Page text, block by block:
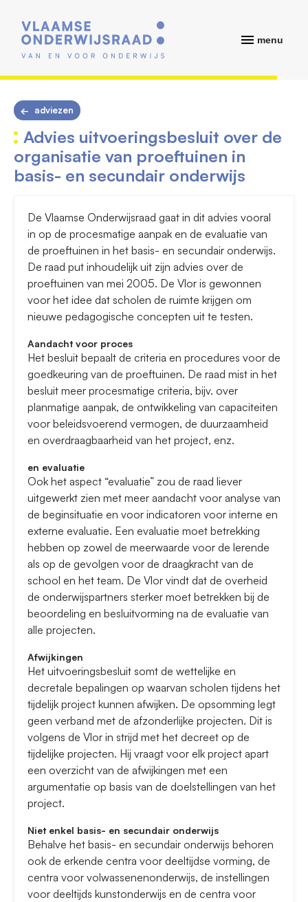
menu
adviezen
Advies uitvoeringsbesluit over de
organisatie van proeftuinen in
basis- en secundair onderwijs
De Vlaamse Onderwijsraad gaat in dit advies vooral
in op de procesmatige aanpak en de evaluatie van
de proeftuinen in het basis- en secundair onderwijs.
De raad put inhoudelijk uit zijn advies over de
proeftuinen van mei 2005. De Vlor is gewonnen
voor het idee dat scholen de ruimte krijgen om
nieuwe pedagogische concepten uit te testen.
Aandacht voor proces
Het besluit bepaalt de criteria en procedures voor de
goedkeuring van de proeftuinen. De raad mist in het
besluit meer procesmatige criteria, bijv. over
planmatige aanpak, de ontwikkeling van capaciteiten
voor beleidsvoerend vermogen, de duurzaamheid
en overdraagbaarheid van het project, enz.
en evaluatie
Ook het aspect “evaluatie” zou de raad liever
uitgewerkt zien met meer aandacht voor analyse van
de beginsituatie en voor indicatoren voor interne en
externe evaluatie. Een evaluatie moet betrekking
hebben op zowel de meerwaarde voor de lerende
als op de gevolgen voor de draagkracht van de
school en het team. De Vlor vindt dat de overheid
de onderwijspartners sterker moet betrekken bij de
beoordeling en besluitvorming na de evaluatie van
alle projecten.
Afwijkingen
Het uitvoeringsbesluit somt de wettelijke en
decretale bepalingen op waarvan scholen tijdens het
tijdelijk project kunnen afwijken. De opsomming legt
geen verband met de afzonderlijke projecten. Dit is
volgens de Vlor in strijd met het decreet op de
tijdelijke projecten. Hij vraagt voor elk project apart
een overzicht van de afwijkingen met een
argumentatie op basis van de doelstellingen van het
project.
Niet enkel basis- en secundair onderwijs
Behalve het basis- en secundair onderwijs behoren
ook de erkende centra voor deeltijdse vorming, de
centra voor volwassenenonderwijs, de instellingen
voor deeltijds kunstonderwijs en de centra voor